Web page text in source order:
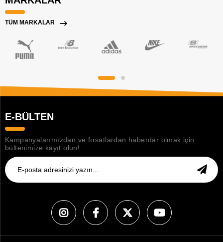
TÜM MARKALAR
E-BÜLTEN
Kampanyalarımızdan ve fırsatlardan haberdar olmak için
bültenimize kayıt olun!